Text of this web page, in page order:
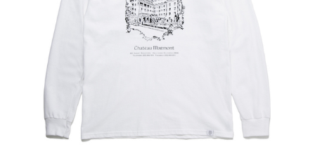
#路地裏てぃーん。 #MONTHLY JOURNAL
#GH 銘品の所以 #フイナムのYouTube
#Commune H #FOCUS IT
#ととけん
#LIFESTYLE #OUTDOOR
#SPORTS